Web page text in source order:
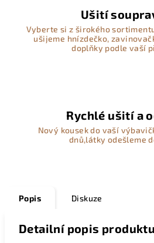
Ušití
Vyberte si z širokého
ušijeme hnízdečko,
doplňky podle vaší
Rychlé ušití a
Nový kousek do vaší
dnů,látky odešleme
Popis Diskuze
Detailní popis produktu